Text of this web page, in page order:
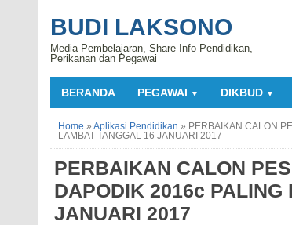
BUDI LAKSONO
Media Pembelajaran, Share Info Pendidikan,
Perikanan dan Pegawai
BERANDA PEGAWAI ▼ DIKBUD ▼
Home » Aplikasi Pendidikan » PERBAIKAN CALON
LAMBAT TANGGAL 16 JANUARI 2017
PERBAIKAN CALON
DAPODIK 2016c PALING
JANUARI 2017